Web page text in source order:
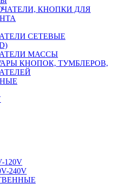
КНОПКИ ДЛЯ
СЕТЕВЫЕ
МАССЫ
КНОПОК, ТУМБЛЕРОВ,
120V
240V